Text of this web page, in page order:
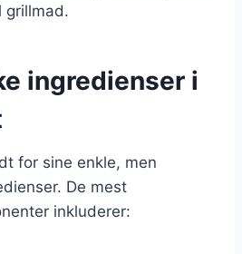
grillmad.
ingredienser i
for sine enkle, men
De mest
inkluderer: